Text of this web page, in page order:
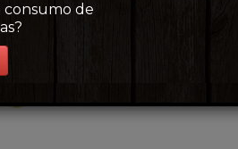
consumo de